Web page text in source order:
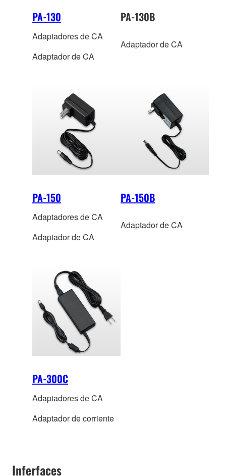
PA-130
Adaptadores de CA
Adaptador de CA
PA-130B
Adaptador de CA
PA-150
Adaptadores de CA
Adaptador de CA
PA-150B
Adaptador de CA
PA-300C
Adaptadores de CA
Adaptador de corriente
Inferfaces